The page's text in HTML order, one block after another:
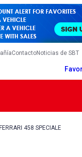
ContactoNoticias de SBT
458 SPECIALE